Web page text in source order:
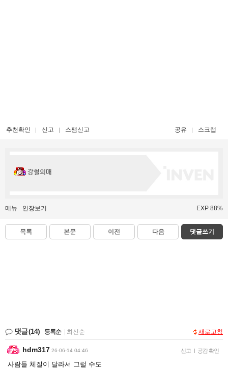
추천확인 신고 스팸신고 공유 스크랩
강철의매
메뉴 인장보기 EXP 88%
목록 본문 이전 다음 댓글쓰기
댓글(14) 등록순 최신순 새로고침
hdm317 26-06-14 04:46 신고 | 공감 확인
사람들 체질이 달라서 그럴 수도